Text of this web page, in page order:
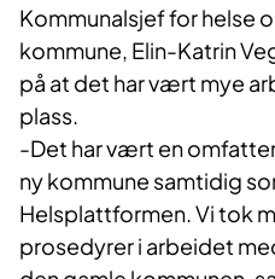
Kommunalsjef for helse
kommune, Elin-Katrin
på at det har vært mye
plass.
-Det har vært en
ny kommune samtidig
Helsplattformen. Vi tok
prosedyrer i arbeidet